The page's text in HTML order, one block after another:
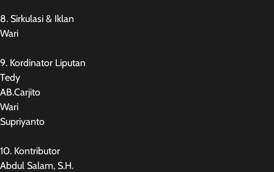
8. Sirkulasi & Iklan
Wari
9. Kordinator Liputan
Tedy
AB.Carjito
Wari
Supriyanto
10. Kontributor
Abdul Salam, S.H.